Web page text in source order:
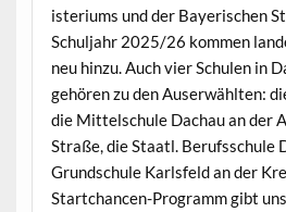
is­teri­ums und der Bay­erischen
Schul­jahr 2025/26 kom­men
neu hinzu. Auch vier Schulen in
gehören zu den Auser­wählten:
die Mit­telschule Dachau an der
Straße, die Staatl. Beruf­ss­chule
Grund­schule Karls­feld an der
Startchan­cen-Pro­gramm gibt